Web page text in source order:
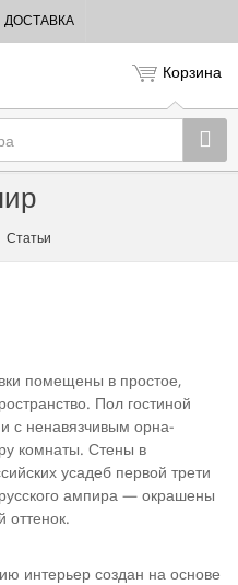
ДОСТАВКА
Корзина
Статьи
помеще­ны в простое,
Пол гостиной
с ненавязчивым орна­
комнаты. Стены в
усадеб первой трети
ампира — окраше­ны
оттенок.
интерьер создан на основе